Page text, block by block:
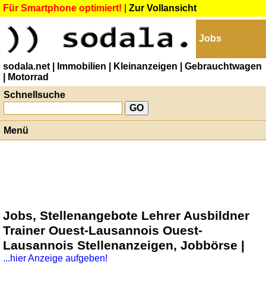
Für Smartphone optimiert! Zur Vollansicht
Jobs
sodala.net | Immobilien | Kleinanzeigen
| Gebrauchtwagen
| Motorrad
Schnellsuche
Menü
Jobs, Stellenangebote Lehrer Ausbildner
Trainer Ouest-Lausannois Ouest-
Lausannois Stellenanzeigen, Jobbörse |
...hier Anzeige aufgeben!